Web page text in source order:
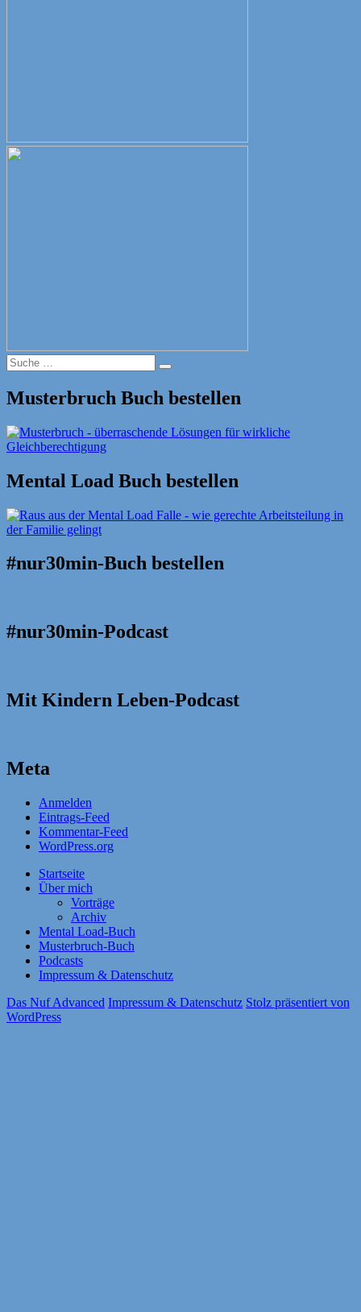
Suche
nach:
Suche
Musterbruch Buch bestellen
Mental Load Buch bestellen
#nur30min-Buch bestellen
#nur30min-Podcast
Mit Kindern Leben-Podcast
Meta
Anmelden
Eintrags-Feed
Kommentar-Feed
WordPress.org
Startseite
Über mich
Vorträge
Archiv
Mental Load-Buch
Musterbruch-Buch
Podcasts
Impressum & Datenschutz
Das Nuf Advanced Impressum & Datenschutz Stolz präsentiert von
WordPress